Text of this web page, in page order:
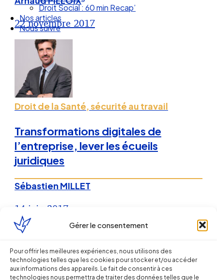
Gérer le consentement
Pour offrir les meilleures expériences, nous utilisons des
technologies telles que les cookies pour stocker et/ou accéder
aux informations des appareils. Le fait de consentir à ces
technologies nous permettra de traiter des données telles que le
Droit Social : 60 min Recap’
Nos articles
Nous suivre
22 novembre 2017
Droit de la Santé, sécurité au travail
Transformations digitales de
l’entreprise, lever les écueils
juridiques
Sébastien MILLET
14 juin 2017